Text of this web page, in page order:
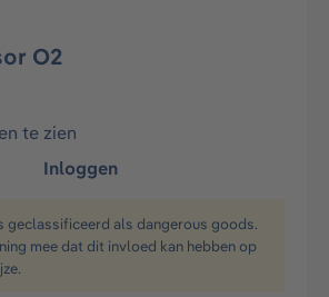
O2
te zien
Inloggen
geclassificeerd als dangerous goods.
mee dat dit invloed kan hebben op